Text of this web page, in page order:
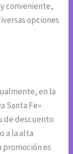
conveniente,
opciones
en la
Santa Fe»
de descuento
a la alta
es